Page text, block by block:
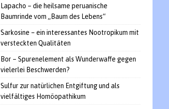
Lapacho – die heilsame peruanische
Baumrinde vom „Baum des Lebens“
Sarkosine – ein interessantes Nootropikum mit
versteckten Qualitäten
Bor – Spurenelement als Wunderwaffe gegen
vielerlei Beschwerden?
Sulfur zur natürlichen Entgiftung und als
vielfältiges Homöopathikum